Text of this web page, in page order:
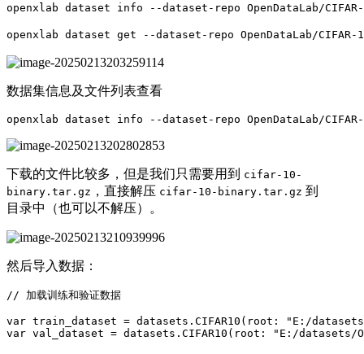
openxlab dataset info --dataset-repo OpenDataLab/CIFAR-10
openxlab dataset get --dataset-repo OpenDataLab/CIFAR-10
数据集信息及文件列表查看
openxlab dataset info --dataset-repo OpenDataLab/CIFAR-
下载的文件比较多，但是我们只需要用到 cifar-10-
binary.tar.gz ，直接解压 cifar-10-binary.tar.gz 到
目录中（也可以不解压）。
然后导入数据：
// 加载训练和验证数据
var train_dataset = datasets.CIFAR10(root: "E:/
var val_dataset = datasets.CIFAR10(root: "E:/